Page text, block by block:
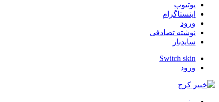
یوتیوب
اینستاگرام
ورود
نوشته تصادفی
سایدبار
Switch skin
ورود